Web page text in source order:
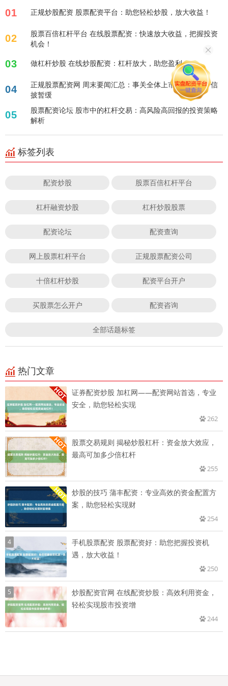
01 正规炒股配资 股票配资平台：助您轻松炒股，放大收益！
02
股票百倍杠杆平台 在线股票配资：快速放大收益，把握投资
机会！
03 做杠杆炒股 在线炒股配资：杠杆放大，助您盈利！
04
正规股票配资网 周末要闻汇总：事关全体上市公司！关于信
披暂缓
05
股票配资论坛 股市中的杠杆交易：高风险高回报的投资策略
解析
标签列表
配资炒股 股票百倍杠杆平台
杠杆融资炒股 杠杆炒股股票
配资论坛 配资查询
网上股票杠杆平台 正规股票配资公司
十倍杠杆炒股 配资平台开户
买股票怎么开户 配资咨询
全部话题标签
热门文章
证券配资炒股 加杠网——配资网站首选，专业
安全，助您轻松实现
262
股票交易规则 揭秘炒股杠杆：资金放大效应，
最高可加多少倍杠杆
255
炒股的技巧 蒲丰配资：专业高效的资金配置方
案，助您轻松实现财
254
4
手机股票配资 股票配资好：助您把握投资机
遇，放大收益！
250
5
炒股配资官网 在线配资炒股：高效利用资金，
轻松实现股市投资增
244